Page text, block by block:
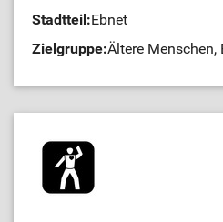
Stadtteil:Ebnet
Zielgruppe:Ältere Menschen,